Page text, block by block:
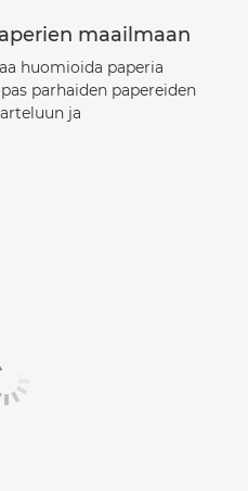
maailmaan
huomioida paperia
parhaiden papereiden
ja